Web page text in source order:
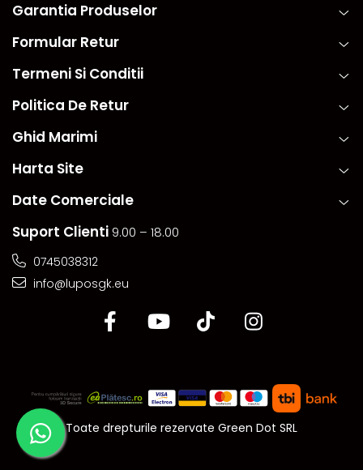
Garantia Produselor
Formular Retur
Termeni Si Conditii
Politica De Retur
Ghid Marimi
Harta Site
Date Comerciale
Suport Clienti 9.00 – 18.00
0745038312
info@luposgk.eu
Toate drepturile rezervate Green Dot SRL